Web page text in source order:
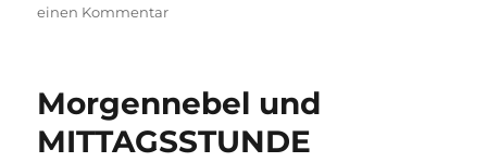
am
einen Kommentarzu
Füße
Morgennebel und
MITTAGSSTUNDE